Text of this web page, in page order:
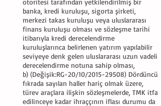
otoritesi tarafından yetkilendirilmiş bir
banka, kredi kuruluşu, sigorta şirketi,
merkezi takas kuruluşu veya uluslararası
finans kuruluşu olması ve sözleşme tarihi
itibarıyla kredi derecelendirme
kuruluşlarınca belirlenen yatırım yapılabilir
seviyeye denk gelen uluslararası uzun vadeli
derecelendirme notuna sahip olması,
b) (Değişik:RG-20/10/2015-29508) Dördüncü
fıkrada sayılan haller hariç olmak üzere,
türev araçlara ilişkin sözleşmelerde, TMK itfa
edilinceye kadar ihraççının iflası durumu da